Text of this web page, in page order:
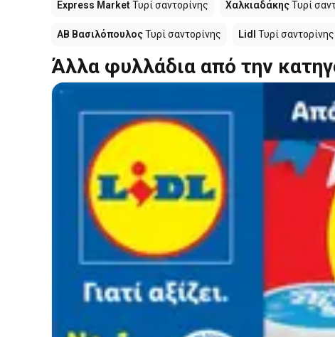
Express MarketΤυρί σαντορίνης ΧαλκιαδάκηςΤυρί
ΑΒ ΒασιλόπουλοςΤυρί σαντορίνης Lidl Τυρί σαντορίνης
Άλλα φυλλάδια από την